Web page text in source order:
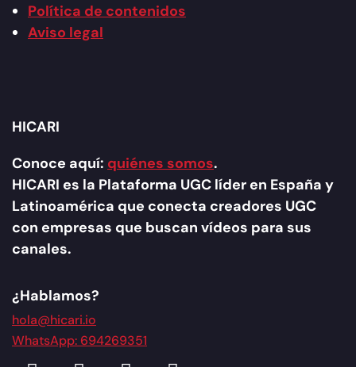
HICARI
Conoce aquí: quiénes somos.
HICARI es la Plataforma UGC líder en España y
Latinoamérica que conecta creadores UGC
con empresas que buscan vídeos para sus
canales.
¿Hablamos?
hola@hicari.io
WhatsApp: 694269351
Política de contenidos
Aviso legal